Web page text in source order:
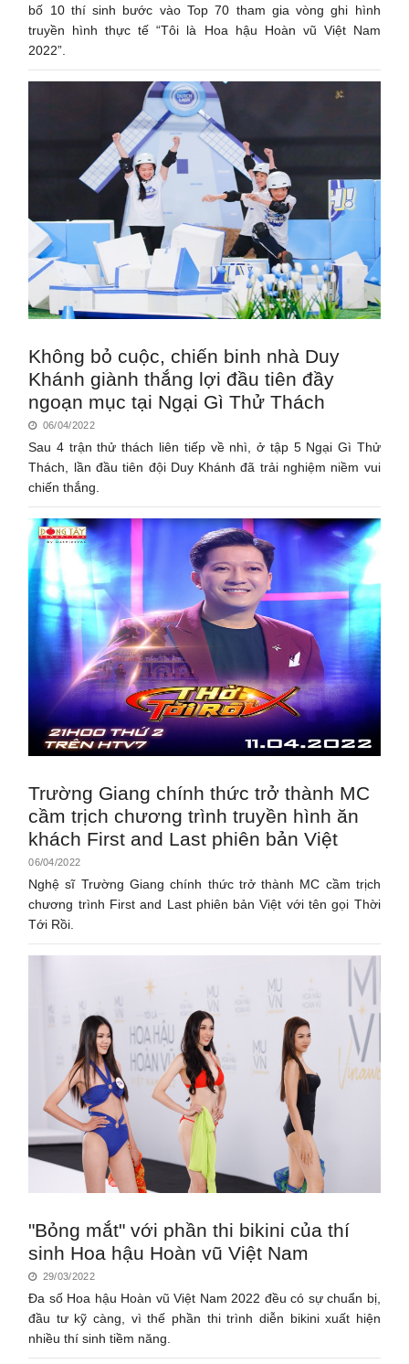
bố 10 thí sinh bước vào Top 70 tham gia vòng ghi hình
truyền hình thực tế “Tôi là Hoa hậu Hoàn vũ Việt Nam
2022”.
Không bỏ cuộc, chiến binh nhà Duy
Khánh giành thắng lợi đầu tiên đầy
ngoạn mục tại Ngại Gì Thử Thách
06/04/2022
Sau 4 trận thử thách liên tiếp về nhì, ở tập 5 Ngại Gì Thử
Thách, lần đầu tiên đội Duy Khánh đã trải nghiệm niềm vui
chiến thắng.
Trường Giang chính thức trở thành MC
cầm trịch chương trình truyền hình ăn
khách First and Last phiên bản Việt
06/04/2022
Nghệ sĩ Trường Giang chính thức trở thành MC cầm trịch
chương trình First and Last phiên bản Việt với tên gọi Thời
Tới Rồi.
"Bỏng mắt" với phần thi bikini của thí
sinh Hoa hậu Hoàn vũ Việt Nam
29/03/2022
Đa số Hoa hậu Hoàn vũ Việt Nam 2022 đều có sự chuẩn bị,
đầu tư kỹ càng, vì thế phần thi trình diễn bikini xuất hiện
nhiều thí sinh tiềm năng.